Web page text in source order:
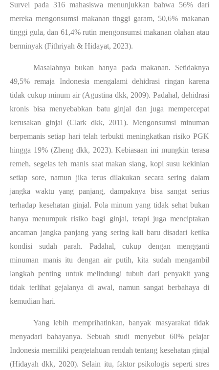
Survei pada 316 mahasiswa menunjukkan bahwa 56% dari
mereka mengonsumsi makanan tinggi garam, 50,6% makanan
tinggi gula, dan 61,4% rutin mengonsumsi makanan olahan atau
berminyak (Fithriyah & Hidayat, 2023).
Masalahnya bukan hanya pada makanan. Setidaknya
49,5% remaja Indonesia mengalami dehidrasi ringan karena
tidak cukup minum air (Agustina dkk, 2009). Padahal, dehidrasi
kronis bisa menyebabkan batu ginjal dan juga mempercepat
kerusakan ginjal (Clark dkk, 2011). Mengonsumsi minuman
berpemanis setiap hari telah terbukti meningkatkan risiko PGK
hingga 19% (Zheng dkk, 2023). Kebiasaan ini mungkin terasa
remeh, segelas teh manis saat makan siang, kopi susu kekinian
setiap sore, namun jika terus dilakukan secara sering dalam
jangka waktu yang panjang, dampaknya bisa sangat serius
terhadap kesehatan ginjal. Pola minum yang tidak sehat bukan
hanya menumpuk risiko bagi ginjal, tetapi juga menciptakan
ancaman jangka panjang yang sering kali baru disadari ketika
kondisi sudah parah. Padahal, cukup dengan mengganti
minuman manis itu dengan air putih, kita sudah mengambil
langkah penting untuk melindungi tubuh dari penyakit yang
tidak terlihat gejalanya di awal, namun sangat berbahaya di
kemudian hari.
Yang lebih memprihatinkan, banyak masyarakat tidak
menyadari bahayanya. Sebuah studi menyebut 60% pelajar
Indonesia memiliki pengetahuan rendah tentang kesehatan ginjal
(Hidayah dkk, 2020). Selain itu, faktor psikologis seperti stres